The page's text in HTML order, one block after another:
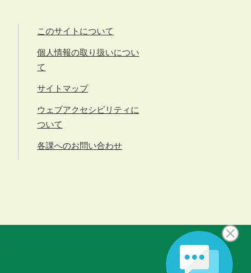
このサイトについて
個人情報の取り扱いについ
て
サイトマップ
ウェブアクセシビリティに
ついて
各課へのお問い合わせ